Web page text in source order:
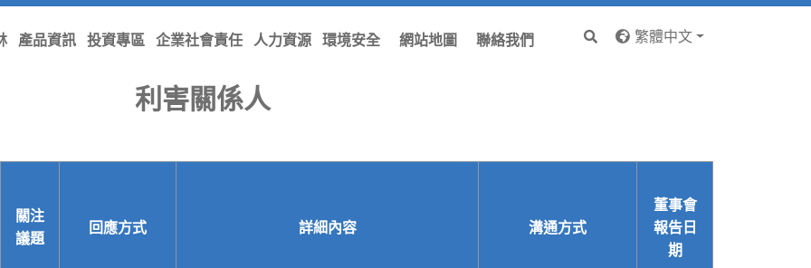
產品資訊 投資專區 企業社會責任 人力資源 環境安全 網站地圖 聯絡我們 繁體中文
利害關係人
關注
議題
回應方式 詳細內容 溝通方式
董事會
報告日
期